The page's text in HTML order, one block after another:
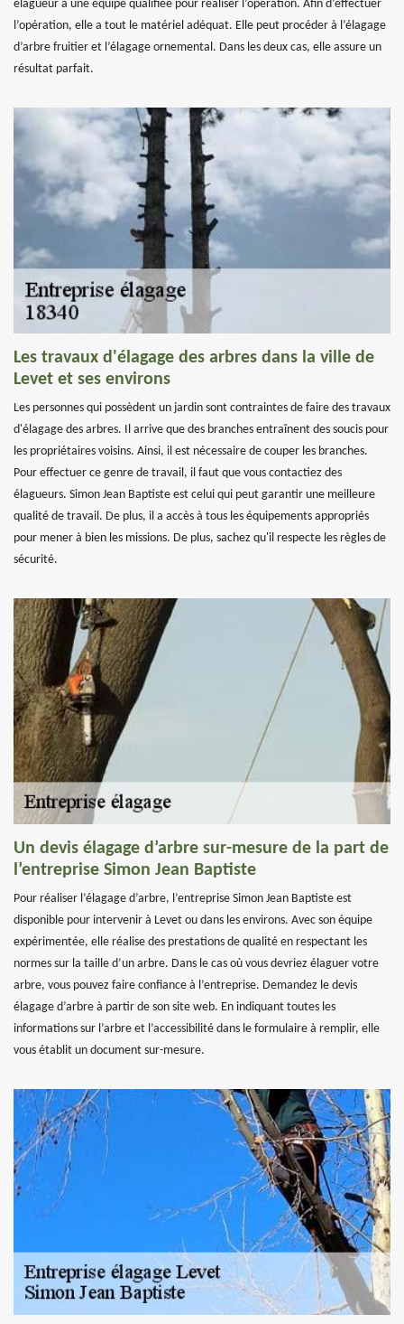
élagueur a une équipe qualifiée pour réaliser l’opération. Afin d’effectuer
l’opération, elle a tout le matériel adéquat. Elle peut procéder à l’élagage
d’arbre fruitier et l’élagage ornemental. Dans les deux cas, elle assure un
résultat parfait.
Les travaux d'élagage des arbres dans la ville de
Levet et ses environs
Les personnes qui possèdent un jardin sont contraintes de faire des travaux
d'élagage des arbres. Il arrive que des branches entraînent des soucis pour
les propriétaires voisins. Ainsi, il est nécessaire de couper les branches.
Pour effectuer ce genre de travail, il faut que vous contactiez des
élagueurs. Simon Jean Baptiste est celui qui peut garantir une meilleure
qualité de travail. De plus, il a accès à tous les équipements appropriés
pour mener à bien les missions. De plus, sachez qu'il respecte les règles de
sécurité.
Un devis élagage d’arbre sur-mesure de la part de
l’entreprise Simon Jean Baptiste
Pour réaliser l’élagage d’arbre, l’entreprise Simon Jean Baptiste est
disponible pour intervenir à Levet ou dans les environs. Avec son équipe
expérimentée, elle réalise des prestations de qualité en respectant les
normes sur la taille d’un arbre. Dans le cas où vous devriez élaguer votre
arbre, vous pouvez faire confiance à l’entreprise. Demandez le devis
élagage d’arbre à partir de son site web. En indiquant toutes les
informations sur l’arbre et l’accessibilité dans le formulaire à remplir, elle
vous établit un document sur-mesure.